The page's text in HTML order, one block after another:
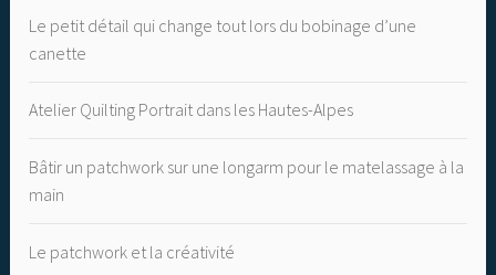
Le petit détail qui change tout lors du bobinage d’une
canette
Atelier Quilting Portrait dans les Hautes-Alpes
Bâtir un patchwork sur une longarm pour le matelassage à la
main
Le patchwork et la créativité